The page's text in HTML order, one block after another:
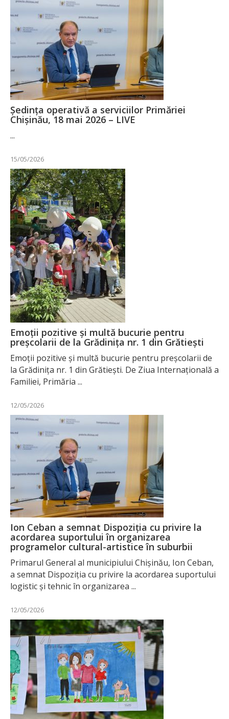
Ședința operativă a serviciilor Primăriei
Chișinău, 18 mai 2026 – LIVE
...
15/05/2026
Emoții pozitive și multă bucurie pentru
preșcolarii de la Grădinița nr. 1 din Grătiești
Emoții pozitive și multă bucurie pentru preșcolarii de
la Grădinița nr. 1 din Grătiești. De Ziua Internațională a
Familiei, Primăria ...
12/05/2026
Ion Ceban a semnat Dispoziția cu privire la
acordarea suportului în organizarea
programelor cultural-artistice în suburbii
Primarul General al municipiului Chișinău, Ion Ceban,
a semnat Dispoziția cu privire la acordarea suportului
logistic și tehnic în organizarea ...
12/05/2026